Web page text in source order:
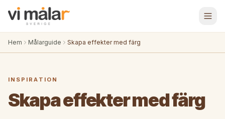
Hem Målarguide Skapa effekter med färg
INSPIRATION
Skapa effekter med färg